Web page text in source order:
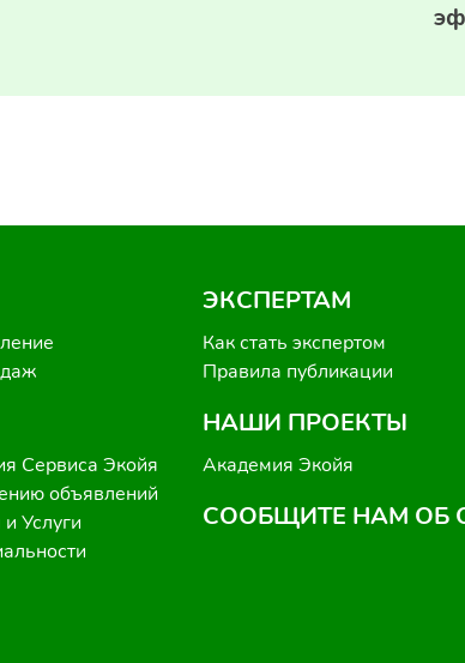
Сервиса Экойя
объявлений
Услуги
ЭКСПЕРТАМ
Как стать экспертом
Правила публикации
НАШИ ПРОЕКТЫ
Академия Экойя
СООБЩИТЕ НАМ ОБ